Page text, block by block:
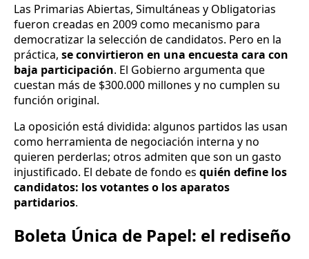
Las Primarias Abiertas, Simultáneas y Obligatorias
fueron creadas en 2009 como mecanismo para
democratizar la selección de candidatos. Pero en la
práctica, se convirtieron en una encuesta cara con
baja participación. El Gobierno argumenta que
cuestan más de $300.000 millones y no cumplen su
función original.
La oposición está dividida: algunos partidos las usan
como herramienta de negociación interna y no
quieren perderlas; otros admiten que son un gasto
injustificado. El debate de fondo es quién define los
candidatos: los votantes o los aparatos
partidarios.
Boleta Única de Papel: el rediseño